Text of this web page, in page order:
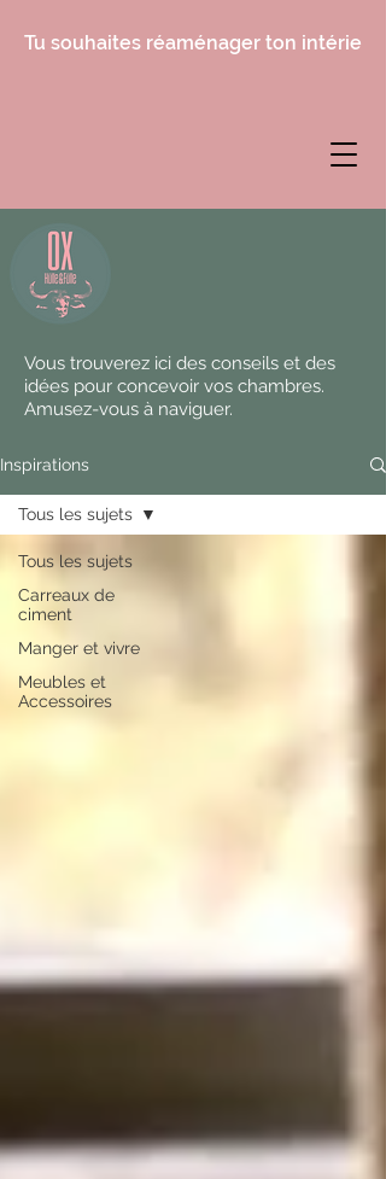
Tu souhaites réaménager ton
Vous trouverez ici des conseils et des
idées pour concevoir vos chambres.
Amusez-vous à naviguer.
Inspirations
Tous les sujets
Carreaux de
ciment
Manger et vivre
Meubles et
Accessoires
Tous les sujets